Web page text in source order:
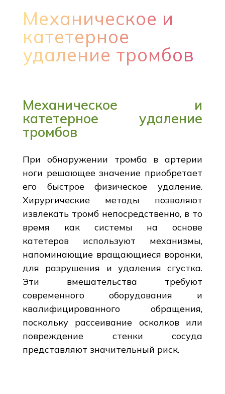
Механическое и
катетерное
удаление тромбов
Механическое и
катетерное удаление
тромбов
При обнаружении тромба в артерии
ноги решающее значение приобретает
его быстрое физическое удаление.
Хирургические методы позволяют
извлекать тромб непосредственно, в то
время как системы на основе
катетеров используют механизмы,
напоминающие вращающиеся воронки,
для разрушения и удаления сгустка.
Эти вмешательства требуют
современного оборудования и
квалифицированного обращения,
поскольку рассеивание осколков или
повреждение стенки сосуда
представляют значительный риск.